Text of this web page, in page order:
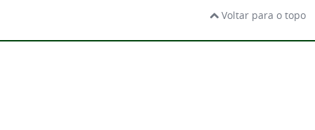
Voltar para o topo